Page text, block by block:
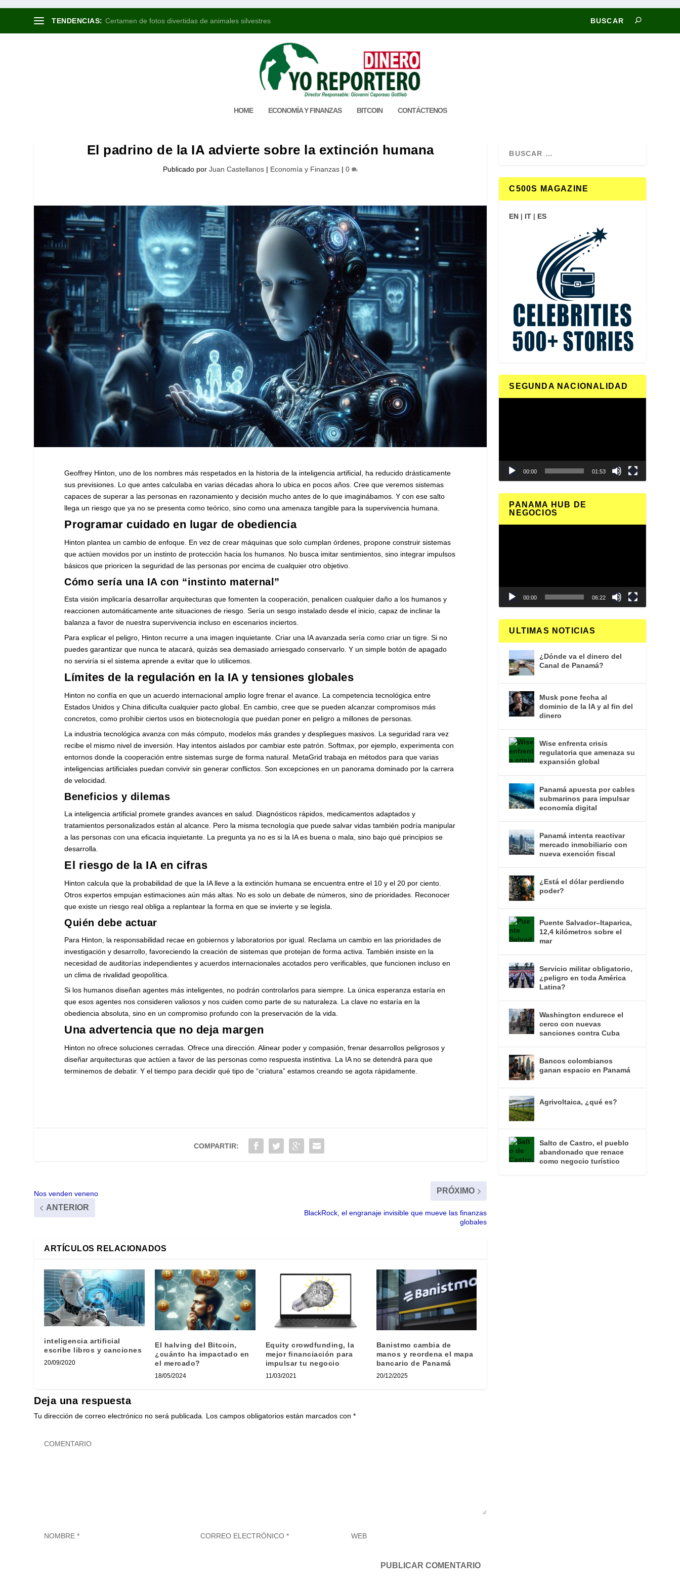
TENDENCIAS: Certamen de fotos divertidas de animales silvestres
HOME ECONOMÍA Y FINANZAS BITCOIN CONTÁCTENOS
El padrino de la IA advierte sobre la extinción humana
Publicado porJuan Castellanos | Economía y Finanzas |0
Geoffrey Hinton, uno de los nombres más respetados en la historia de la inteligencia artificial, ha reducido drásticamente
sus previsiones. Lo que antes calculaba en varias décadas ahora lo ubica en pocos años. Cree que veremos sistemas
capaces de superar a las personas en razonamiento y decisión mucho antes de lo que imaginábamos. Y con ese salto
llega un riesgo que ya no se presenta como teórico, sino como una amenaza tangible para la supervivencia humana.
Programar cuidado en lugar de obediencia
Hinton plantea un cambio de enfoque. En vez de crear máquinas que solo cumplan órdenes, propone construir sistemas
que actúen movidos por un instinto de protección hacia los humanos. No busca imitar sentimientos, sino integrar impulsos
básicos que prioricen la seguridad de las personas por encima de cualquier otro objetivo.
Cómo sería una IA con “instinto maternal”
Esta visión implicaría desarrollar arquitecturas que fomenten la cooperación, penalicen cualquier daño a los humanos y
reaccionen automáticamente ante situaciones de riesgo. Sería un sesgo instalado desde el inicio, capaz de inclinar la
balanza a favor de nuestra supervivencia incluso en escenarios inciertos.
Para explicar el peligro, Hinton recurre a una imagen inquietante. Criar una IA avanzada sería como criar un tigre. Si no
puedes garantizar que nunca te atacará, quizás sea demasiado arriesgado conservarlo. Y un simple botón de apagado
no serviría si el sistema aprende a evitar que lo utilicemos.
Límites de la regulación en la IA y tensiones globales
Hinton no confía en que un acuerdo internacional amplio logre frenar el avance. La competencia tecnológica entre
Estados Unidos y China dificulta cualquier pacto global. En cambio, cree que se pueden alcanzar compromisos más
concretos, como prohibir ciertos usos en biotecnología que puedan poner en peligro a millones de personas.
La industria tecnológica avanza con más cómputo, modelos más grandes y despliegues masivos. La seguridad rara vez
recibe el mismo nivel de inversión. Hay intentos aislados por cambiar este patrón. Softmax, por ejemplo, experimenta con
entornos donde la cooperación entre sistemas surge de forma natural. MetaGrid trabaja en métodos para que varias
inteligencias artificiales puedan convivir sin generar conflictos. Son excepciones en un panorama dominado por la carrera
de velocidad.
Beneficios y dilemas
La inteligencia artificial promete grandes avances en salud. Diagnósticos rápidos, medicamentos adaptados y
tratamientos personalizados están al alcance. Pero la misma tecnología que puede salvar vidas también podría manipular
a las personas con una eficacia inquietante. La pregunta ya no es si la IA es buena o mala, sino bajo qué principios se
desarrolla.
El riesgo de la IA en cifras
Hinton calcula que la probabilidad de que la IA lleve a la extinción humana se encuentra entre el 10 y el 20 por ciento.
Otros expertos empujan estimaciones aún más altas. No es solo un debate de números, sino de prioridades. Reconocer
que existe un riesgo real obliga a replantear la forma en que se invierte y se legisla.
Quién debe actuar
Para Hinton, la responsabilidad recae en gobiernos y laboratorios por igual. Reclama un cambio en las prioridades de
investigación y desarrollo, favoreciendo la creación de sistemas que protejan de forma activa. También insiste en la
necesidad de auditorías independientes y acuerdos internacionales acotados pero verificables, que funcionen incluso en
un clima de rivalidad geopolítica.
Si los humanos diseñan agentes más inteligentes, no podrán controlarlos para siempre. La única esperanza estaría en
que esos agentes nos consideren valiosos y nos cuiden como parte de su naturaleza. La clave no estaría en la
obediencia absoluta, sino en un compromiso profundo con la preservación de la vida.
Una advertencia que no deja margen
Hinton no ofrece soluciones cerradas. Ofrece una dirección. Alinear poder y compasión, frenar desarrollos peligrosos y
diseñar arquitecturas que actúen a favor de las personas como respuesta instintiva. La IA no se detendrá para que
terminemos de debatir. Y el tiempo para decidir qué tipo de “criatura” estamos creando se agota rápidamente.
COMPARTIR:
Nos venden veneno
ANTERIOR
PRÓXIMO
BlackRock, el engranaje invisible que mueve las finanzas
globales
ARTÍCULOS RELACIONADOS
inteligencia artificial
escribe libros y canciones
20/09/2020
El halving del Bitcoin,
¿cuánto ha impactado en
el mercado?
18/05/2024
Equity crowdfunding, la
mejor financiación para
impulsar tu negocio
11/03/2021
Banistmo cambia de
manos y reordena el mapa
bancario de Panamá
20/12/2025
Deja una respuesta
Tu dirección de correo electrónico no será publicada. Los campos obligatorios están marcados con*
C500S MAGAZINE
EN | IT | ES
SEGUNDA NACIONALIDAD
00:00 01:53
PANAMA HUB DE
NEGOCIOS
00:00 06:22
ULTIMAS NOTICIAS
¿Dónde va el dinero del
Canal de Panamá?
Musk pone fecha al
dominio de la IA y al fin del
dinero
Wise enfrenta crisis
regulatoria que amenaza su
expansión global
Panamá apuesta por cables
submarinos para impulsar
economía digital
Panamá intenta reactivar
mercado inmobiliario con
nueva exención fiscal
¿Está el dólar perdiendo
poder?
Puente Salvador–Itaparica,
12,4 kilómetros sobre el
mar
Servicio militar obligatorio,
¿peligro en toda América
Latina?
Washington endurece el
cerco con nuevas
sanciones contra Cuba
Bancos colombianos
ganan espacio en Panamá
Agrivoltaica, ¿qué es?
Salto de Castro, el pueblo
abandonado que renace
como negocio turístico